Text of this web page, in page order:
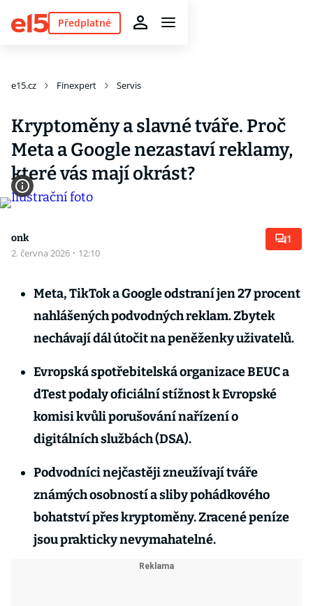
Předplatné
e15.cz Finexpert Servis
Kryptoměny a slavné tváře. Proč
Meta a Google nezastaví reklamy,
které vás mají okrást?
onk
2. června 2026 · 12:10
1
Meta, TikTok a Google odstraní jen 27 procent
nahlášených podvodných reklam. Zbytek
nechávají dál útočit na peněženky uživatelů.
Evropská spotřebitelská organizace BEUC a
dTest podaly oficiální stížnost k Evropské
komisi kvůli porušování nařízení o
digitálních službách (DSA).
Podvodníci nejčastěji zneužívají tváře
známých osobností a sliby pohádkového
bohatství přes kryptoměny. Zracené peníze
jsou prakticky nevymahatelné.